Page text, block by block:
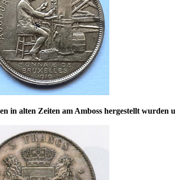
in alten Zeiten am Amboss hergestellt wurden